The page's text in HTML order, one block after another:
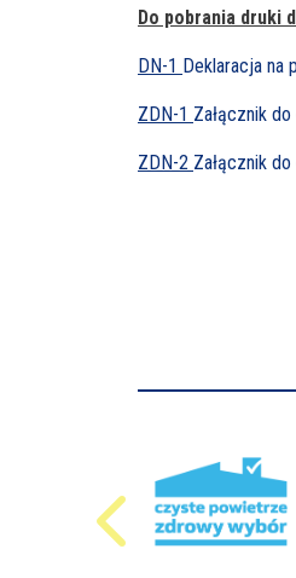
Do pobrania druki
DN-1 Deklaracja na
ZDN-1 Załącznik
ZDN-2 Załącznik